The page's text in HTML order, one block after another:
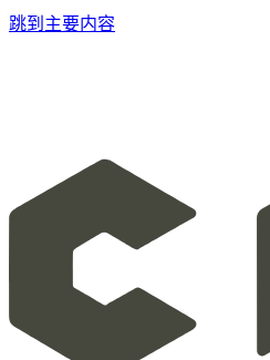
跳到主要内容